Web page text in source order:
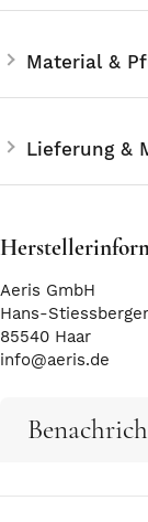
Material &
Lieferung &
Aeris GmbH
Hans-
85540 Haar
info@aeris.de